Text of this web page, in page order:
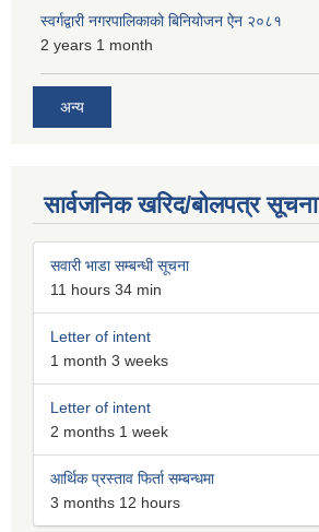
स्वर्गद्वारी नगरपालिकाको बिनियोजन ऐन २०८१
2 years 1 month
अन्य
सार्वजनिक खरिद/बोलपत्र सूचना
सवारी भाडा सम्बन्धी सूचना
11 hours 34 min
Letter of intent
1 month 3 weeks
Letter of intent
2 months 1 week
आर्थिक प्रस्ताव फिर्ता सम्बन्धमा
3 months 12 hours